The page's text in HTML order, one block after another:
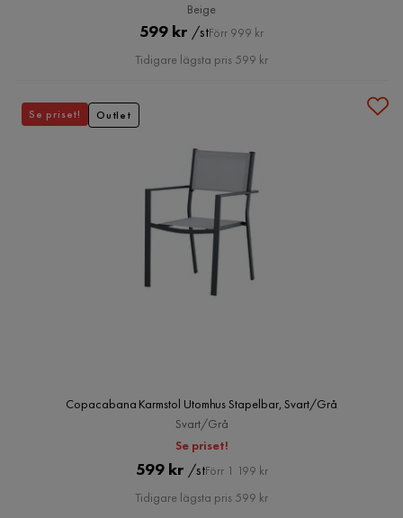
Beige
Pris
599 kr /stOriginal
Pris
Förr 999 kr
Tidigare lägsta pris 599 kr
Copacabana Karmstol Utomhus Stapelbar, Svart/Grå
Svart/Grå
Se priset!
Pris
599 kr /stOriginal
Pris
Förr 1 199 kr
Tidigare lägsta pris 599 kr
Se priset! Outlet